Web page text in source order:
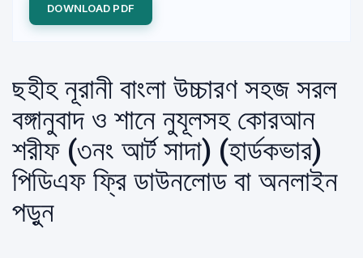
DOWNLOAD PDF
ছহীহ নূরানী বাংলা উচ্চারণ সহজ সরল
বঙ্গানুবাদ ও শানে নুযূলসহ কোরআন
শরীফ (৩নং আর্ট সাদা) (হার্ডকভার)
পিডিএফ ফ্রি ডাউনলোড বা অনলাইন
পড়ুন